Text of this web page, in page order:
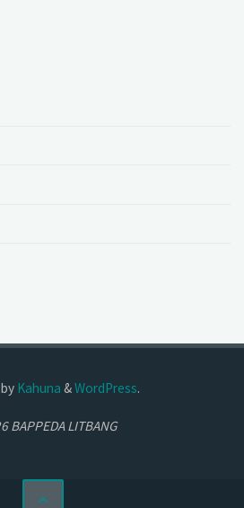
Kahuna &WordPress.
BAPPEDA LITBANG